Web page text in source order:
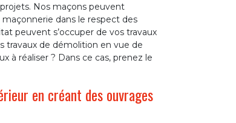
Nos maçons peuvent
dans le respect des
peuvent s’occuper de vos travaux
travaux de démolition en vue de
à réaliser ? Dans ce cas, prenez le
en créant des ouvrages